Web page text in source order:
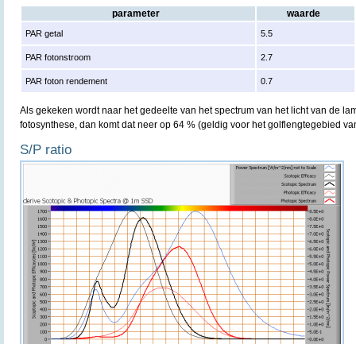
parameter waarde
PAR getal 5.5
PAR fotonstroom 2.7
PAR foton rendement 0.7
Als gekeken wordt naar het gedeelte van het spectrum van het licht van de
fotosynthese, dan komt dat neer op 64 % (geldig voor het golflengtegebied
S/P ratio